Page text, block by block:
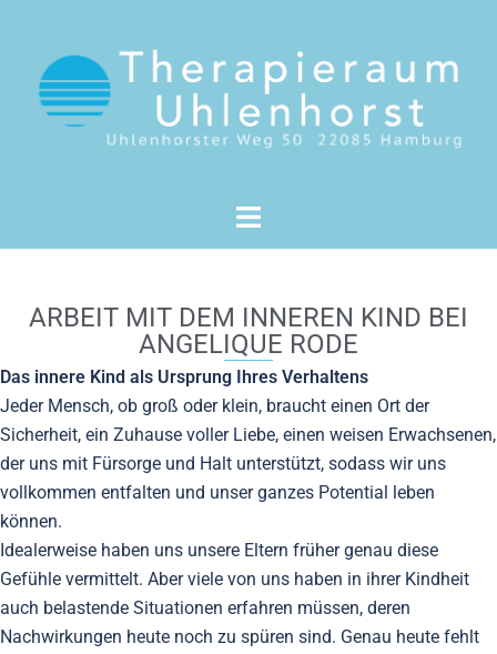
ARBEIT MIT DEM INNEREN KIND BEI
ANGELIQUE RODE
Das innere Kind als Ursprung Ihres Verhaltens
Jeder Mensch, ob groß oder klein, braucht einen Ort der
Sicherheit, ein Zuhause voller Liebe, einen weisen Erwachsenen,
der uns mit Fürsorge und Halt unterstützt, sodass wir uns
vollkommen entfalten und unser ganzes Potential leben
können.
Idealerweise haben uns unsere Eltern früher genau diese
Gefühle vermittelt. Aber viele von uns haben in ihrer Kindheit
auch belastende Situationen erfahren müssen, deren
Nachwirkungen heute noch zu spüren sind. Genau heute fehlt